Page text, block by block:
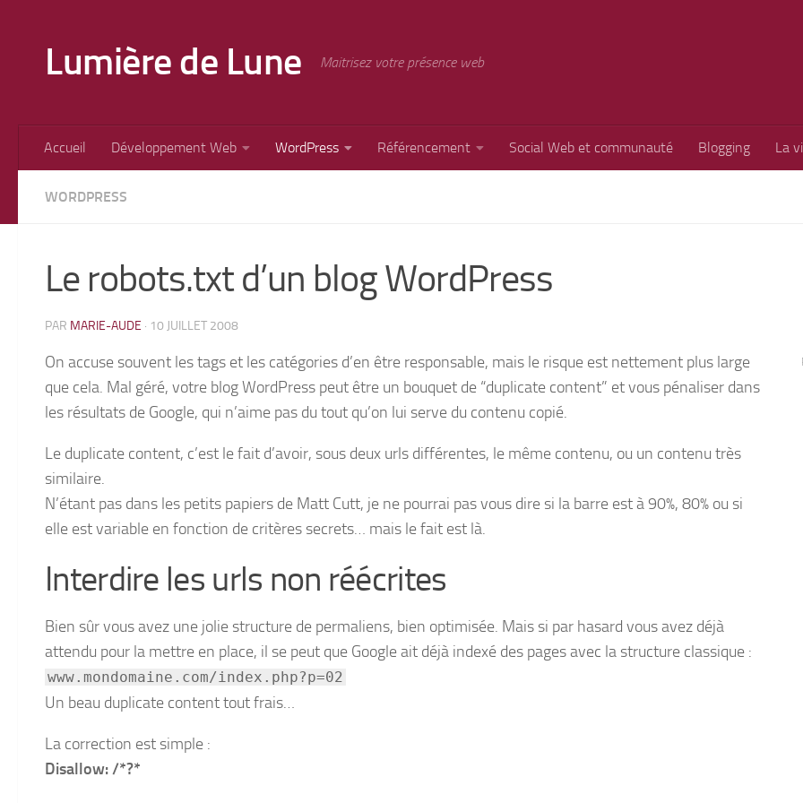
Lumière de Lune Maitrisez votre présence web
Accueil Développement Web WordPress Référencement Social Web et communauté Blogging La
WORDPRESS
Le robots.txt d’un blog WordPress
PAR MARIE-AUDE · 10 JUILLET 2008
On accuse souvent les tags et les catégories d’en être responsable, mais le risque est nettement plus large
que cela. Mal géré, votre blog WordPress peut être un bouquet de “duplicate content” et vous pénaliser dans
les résultats de Google, qui n’aime pas du tout qu’on lui serve du contenu copié.
Le duplicate content, c’est le fait d’avoir, sous deux urls différentes, le même contenu, ou un contenu très
similaire.
N’étant pas dans les petits papiers de Matt Cutt, je ne pourrai pas vous dire si la barre est à 90%, 80% ou si
elle est variable en fonction de critères secrets… mais le fait est là.
Interdire les urls non réécrites
Bien sûr vous avez une jolie structure de permaliens, bien optimisée. Mais si par hasard vous avez déjà
attendu pour la mettre en place, il se peut que Google ait déjà indexé des pages avec la structure classique :
www.mondomaine.com/index.php?p=02
Un beau duplicate content tout frais…
La correction est simple :
Disallow: /*?*